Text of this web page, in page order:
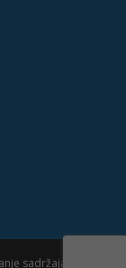
sadržaja bez